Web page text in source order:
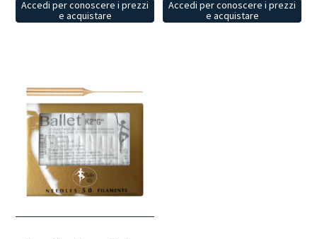
Accedi per conoscere i prezzi
e acquistare
Accedi per conoscere i prezzi
e acquistare